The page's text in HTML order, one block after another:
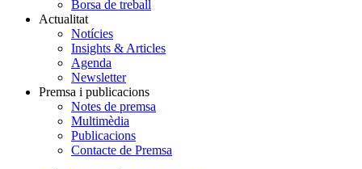
Borsa de treball
Actualitat
Notícies
Insights & Articles
Agenda
Newsletter
Premsa i publicacions
Notes de premsa
Multimèdia
Publicacions
Contacte de Premsa